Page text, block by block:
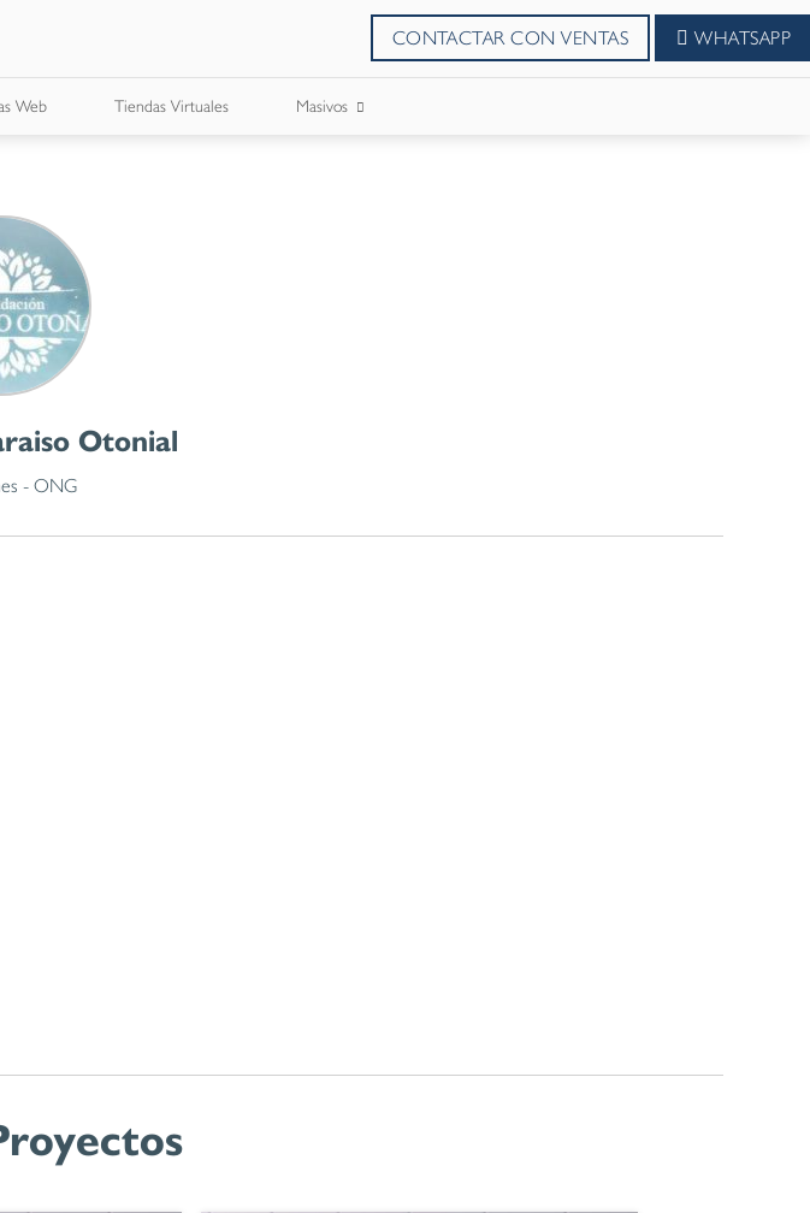
CONTACTAR CON VENTAS WHATSAPP
Web Tiendas Virtuales Masivos
Otonial
- ONG